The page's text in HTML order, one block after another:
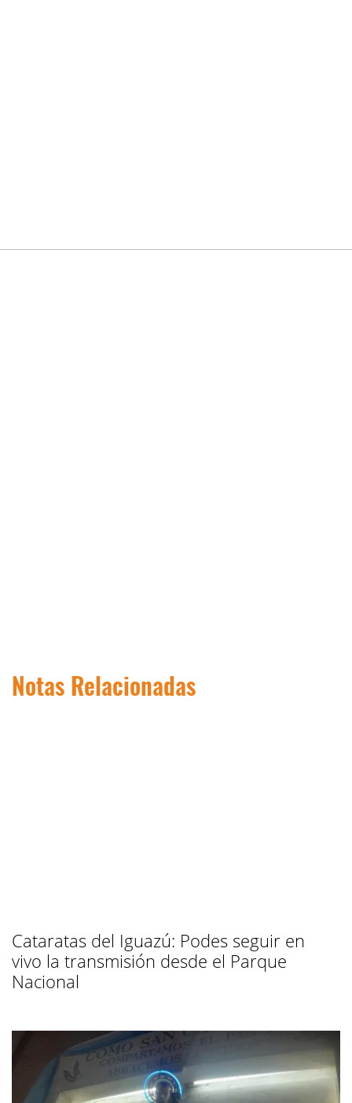
Notas Relacionadas
Cataratas del Iguazú: Podes seguir en
vivo la transmisión desde el Parque
Nacional